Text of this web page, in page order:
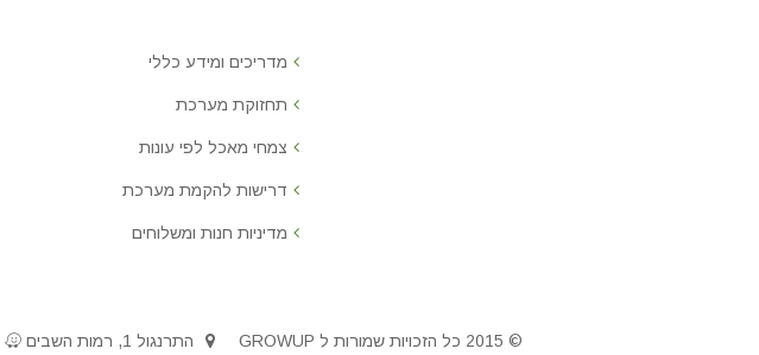
מדריכים ומידע כללי
תחזוקת מערכת
צמחי מאכל לפי עונות
דרישות להקמת מערכת
מדיניות חנות ומשלוחים
© 2015 כל הזכויות שמורות ל GROWUP התרנגול 1, רמות השבים